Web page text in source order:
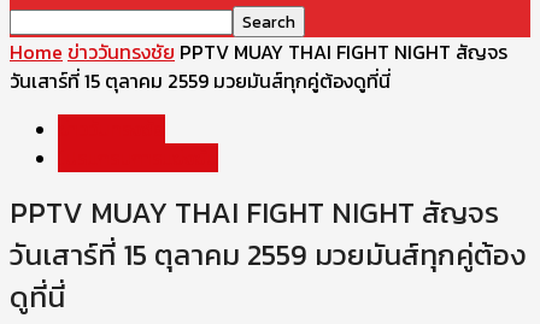
Home ข่าววันทรงชัย PPTV MUAY THAI FIGHT NIGHT สัญจร
วันเสาร์ที่ 15 ตุลาคม 2559 มวยมันส์ทุกคู่ต้องดูที่นี่
PPTV MUAY THAI FIGHT NIGHT สัญจร
วันเสาร์ที่ 15 ตุลาคม 2559 มวยมันส์ทุกคู่ต้อง
ดูที่นี่